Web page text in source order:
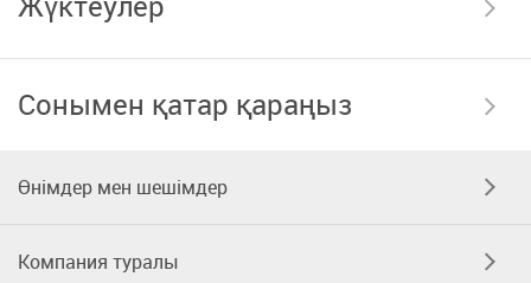
Сонымен қатар қараңыз
Өнімдер мен шешімдер
Компания туралы